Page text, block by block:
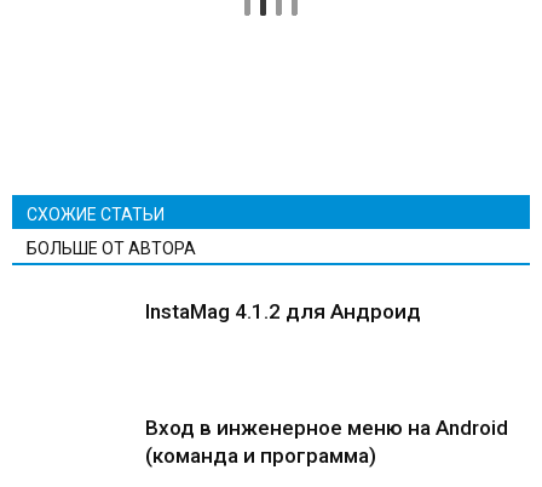
СХОЖИЕ СТАТЬИ
БОЛЬШЕ ОТ АВТОРА
InstaMag 4.1.2 для Андроид
Вход в инженерное меню на Android
(команда и программа)